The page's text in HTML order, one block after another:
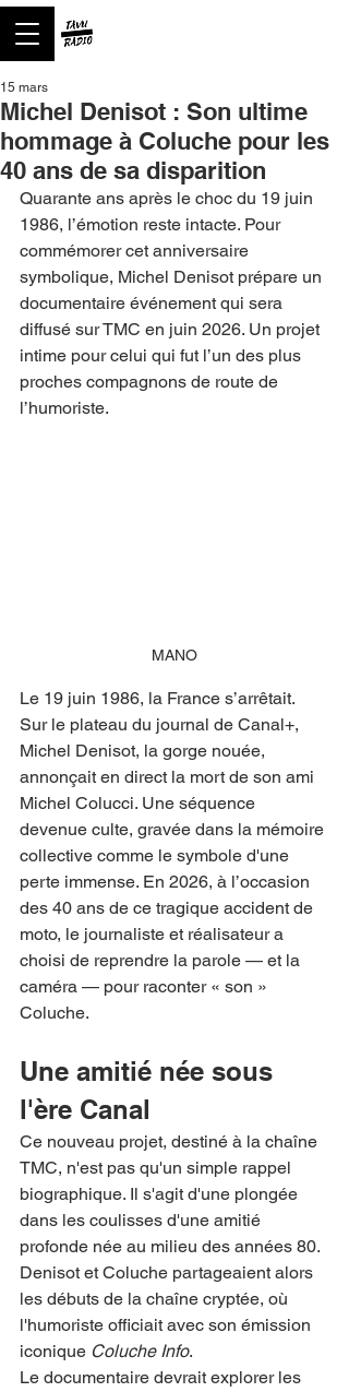
Michel Denisot : Son ultime
hommage à Coluche pour les
40 ans de sa disparition
15 mars
Quarante ans après le choc du 19 juin
1986, l’émotion reste intacte. Pour
commémorer cet anniversaire
symbolique, Michel Denisot prépare un
documentaire événement qui sera
diffusé sur TMC en juin 2026. Un projet
intime pour celui qui fut l’un des plus
proches compagnons de route de
l’humoriste.
MANO
Le 19 juin 1986, la France s’arrêtait.
Sur le plateau du journal de Canal+,
Michel Denisot, la gorge nouée,
annonçait en direct la mort de son ami
Michel Colucci. Une séquence
devenue culte, gravée dans la mémoire
collective comme le symbole d'une
perte immense. En 2026, à l’occasion
des 40 ans de ce tragique accident de
moto, le journaliste et réalisateur a
choisi de reprendre la parole — et la
caméra — pour raconter « son »
Coluche.
Une amitié née sous
l'ère Canal
Ce nouveau projet, destiné à la chaîne
TMC, n'est pas qu'un simple rappel
biographique. Il s'agit d'une plongée
dans les coulisses d'une amitié
profonde née au milieu des années 80.
Denisot et Coluche partageaient alors
les débuts de la chaîne cryptée, où
l'humoriste officiait avec son émission
iconique Coluche Info.
Le documentaire devrait explorer les